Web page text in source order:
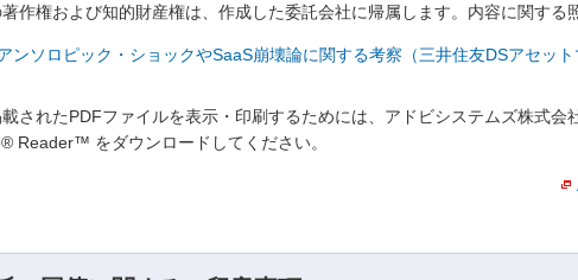
作権および知的財産権は、作成した委託会社に帰属します。内容に関する
ソロピック・ショックやSaaS崩壊論に関する考察（三井住友DSアセット
されたPDFファイルを表示・印刷するためには、アドビシステムズ株式
Reader™ をダウンロードしてください。